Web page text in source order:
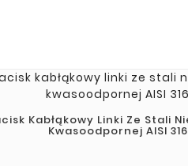
Kabłąkowy Linki Ze Stali
Kwasoodpornej AISI 316